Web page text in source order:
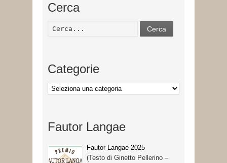
Cerca
Cerca
Categorie
Categorie
Fautor Langae
Fautor Langae 2025
(Testo di Ginetto Pellerino –